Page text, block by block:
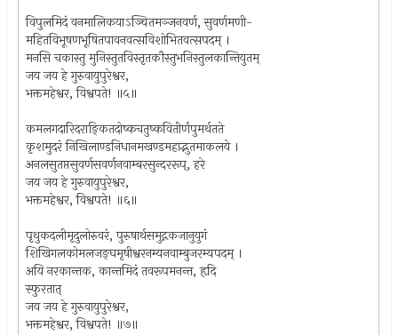
विपुलमिदं वनमालिकयाऽञ्चितमञ्जनवर्ण, सुवर्णमणी-
महितविभूषणभूषितपावनवत्सविशोभितवत्सपदम् ।
मनसि चकास्तु मुनिस्तुतविस्तृतकौस्तुभनिस्तुलकान्तियुतम्
जय जय हे गुरुवायुपुरेश्वर,
भक्तमहेश्वर, विश्वपते! ॥५॥
कमलगदारिदराङ्कितदोष्कचतुष्कवितीर्णपुमर्थतते
कृशमुदरं निखिलाण्डनिधानमखण्डमहाद्भुतमाकलये ।
अनलसुतप्तसुवर्णसवर्णनवाम्बरसुन्दररूप्, हरे
जय जय हे गुरुवायुपुरेश्वर,
भक्तमहेश्वर, विश्वपते! ॥६॥
पृथुकदलीमृदुलोरुवरं, पुरुषार्थसमुद्गकजानुयुगं
शिखिगलकोमलजङ्घमृषीश्वरनम्यनवाम्बुजरम्यपदम् ।
अयि नरकान्तक, कान्तमिदं तवरूपमनन्त, हृदि
स्फुरतात्
जय जय हे गुरुवायुपुरेश्वर,
भक्तमहेश्वर, विश्वपते! ॥७॥